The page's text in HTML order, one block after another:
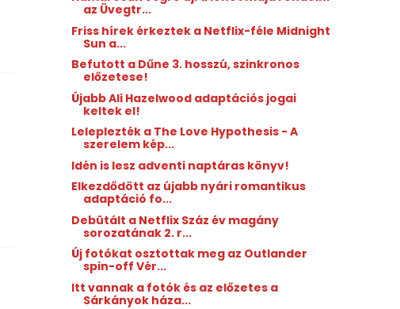
az Üvegtr...
Friss hírek érkeztek a Netflix-féle Midnight
Sun a...
Befutott a Dűne 3. hosszú, szinkronos
előzetese!
Újabb Ali Hazelwood adaptációs jogai
keltek el!
Leleplezték a The Love Hypothesis - A
szerelem kép...
Idén is lesz adventi naptáras könyv!
Elkezdődött az újabb nyári romantikus
adaptáció fo...
Debütált a Netflix Száz év magány
sorozatának 2. r...
Új fotókat osztottak meg az Outlander
spin-off Vér...
Itt vannak a fotók és az előzetes a
Sárkányok háza...